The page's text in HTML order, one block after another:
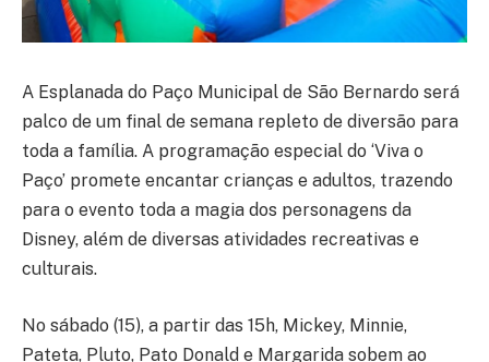
A Esplanada do Paço Municipal de São Bernardo será
palco de um final de semana repleto de diversão para
toda a família. A programação especial do ‘Viva o
Paço’ promete encantar crianças e adultos, trazendo
para o evento toda a magia dos personagens da
Disney, além de diversas atividades recreativas e
culturais.
No sábado (15), a partir das 15h, Mickey, Minnie,
Pateta, Pluto, Pato Donald e Margarida sobem ao